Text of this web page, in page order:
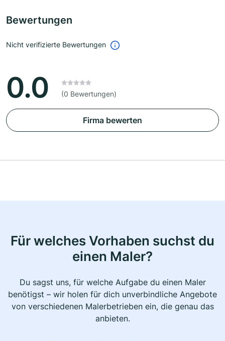
Bewertungen
Nicht verifizierte Bewertungen
0.0 (0 Bewertungen)
Firma bewerten
Für welches Vorhaben suchst du
einen Maler?
Du sagst uns, für welche Aufgabe du einen Maler
benötigst – wir holen für dich unverbindliche Angebote
von verschiedenen Malerbetrieben ein, die genau das
anbieten.